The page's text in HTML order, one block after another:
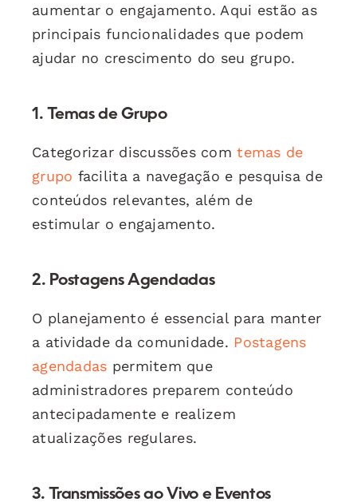
aumentar o engajamento. Aqui estão as
principais funcionalidades que podem
ajudar no crescimento do seu grupo.
1. Temas de Grupo
Categorizar discussões comtemas de
grupo facilita a navegação e pesquisa de
conteúdos relevantes, além de
estimular o engajamento.
2. Postagens Agendadas
O planejamento é essencial para manter
a atividade da comunidade. Postagens
agendadas permitem que
administradores preparem conteúdo
antecipadamente e realizem
atualizações regulares.
3. Transmissões ao Vivo e Eventos